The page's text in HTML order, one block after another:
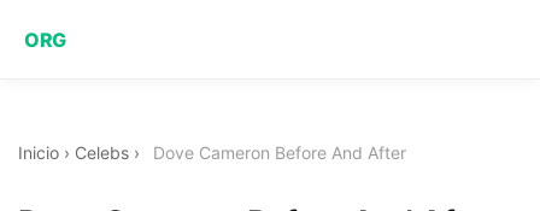
ORG
Inicio › Celebs › Dove Cameron Before And After